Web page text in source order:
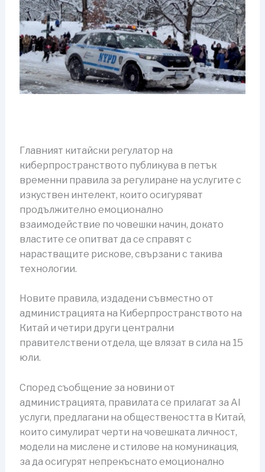
Главният китайски регулатор на
киберпространството публикува в петък
временни правила за регулиране на услугите с
изкуствен интелект, които осигуряват
продължително емоционално
взаимодействие по човешки начин, докато
властите се опитват да се справят с
нарастващите рискове, свързани с такива
технологии.
Новите правила, издадени съвместно от
администрацията на Киберпространството на
Китай и четири други централни
правителствени отдела, ще влязат в сила на 15
юли.
Според съобщение за новини от
администрацията, правилата се прилагат за AI
услуги, предлагани на обществеността в Китай,
които симулират черти на човешката личност,
модели на мислене и стилове на комуникация,
за да осигурят непрекъснато емоционално